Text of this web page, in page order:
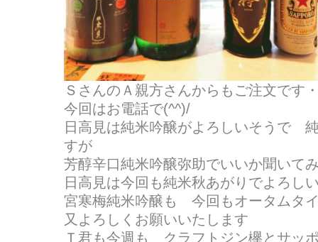
ＳさんのＡ親方さんからもご注文です
今回はお電話で(^^)/
日高見は純米吟醸がよろしいそうで
すが
芳醇辛口純米吟醸弥助でいいか聞いて
日高見は今回も純米秋あがりでよろし
宮寒梅純米吟醸も 今回もオータムタ
又よろしくお願いいたします
Ｔ君も今週も クラフトジン欅とサッ